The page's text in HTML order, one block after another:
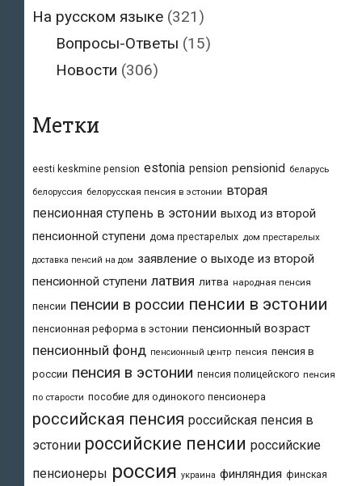
На русском языке (321)
Вопросы-Ответы (15)
Новости (306)
Метки
eesti keskmine pension estonia pension pensionid беларусь
белоруссия белорусская пенсия в эстонии вторая
пенсионная ступень в эстонии выход из второй
пенсионной ступени дома престарелых дом престарелых
доставка пенсий на дом заявление о выходе из второй
пенсионной ступени латвия литва народная пенсия
пенсии пенсии в россии пенсии в эстонии
пенсионная реформа в эстонии пенсионный возраст
пенсионный фонд пенсионный центр пенсия пенсия в
россии пенсия в эстонии пенсия полицейского пенсия
по старости пособие для одинокого пенсионера
российская пенсия российская пенсия в
эстонии российские пенсии российские
пенсионеры россия украина финляндия финская